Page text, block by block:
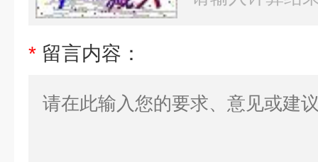
* 留言内容：